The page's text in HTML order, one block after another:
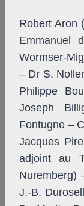
Robert Aron
Emmanuel
Wormser-
– Dr S.
Philippe
Joseph
Fontugne –
Jacques
adjoint au
Nuremberg)
J.-B.